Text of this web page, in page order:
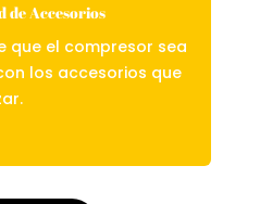
de Accesorios
que el compresor sea
los accesorios que